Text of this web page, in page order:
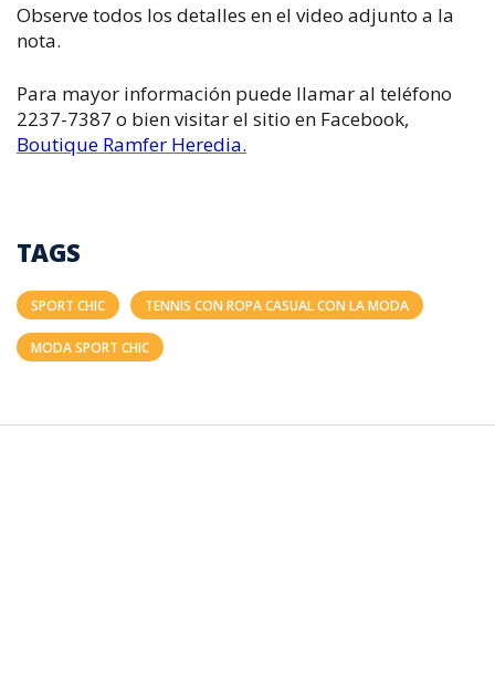
Observe todos los detalles en el video adjunto a la
nota.
Para mayor información puede llamar al teléfono
2237-7387 o bien visitar el sitio en Facebook,
Boutique Ramfer Heredia.
TAGS
SPORT CHIC TENNIS CON ROPA CASUAL CON LA MODA
MODA SPORT CHIC